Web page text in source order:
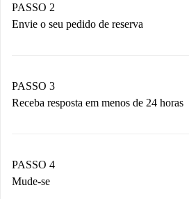
Você tem todas as informações
antecipadamente.
PASSO 2
Envie o seu pedido de reserva
Não cobramos nada até que o
PASSO 3
Receba resposta em menos de 24 horas
proprietário.
Se recusada: não cobraremos
PASSO 4
Mude-se